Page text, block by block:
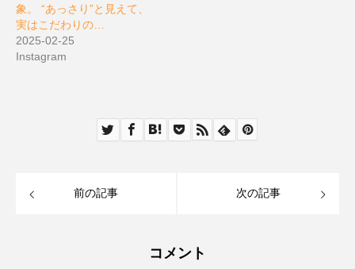
象。 “あっさり”と見えて、
実はこだわりの…
2025-02-25
Instagram
前の記事 次の記事
コメント